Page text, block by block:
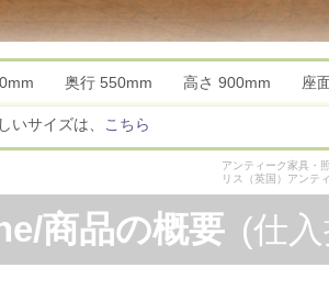
奥行 550mm 高さ 900mm 座
いサイズは、 こちら
アンティーク家具・
リス（英国）アンテ
商品の概要 (仕